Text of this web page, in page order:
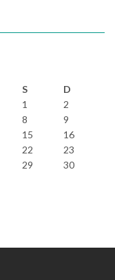
S D
1
2
8
9
15
16
22
23
29
30